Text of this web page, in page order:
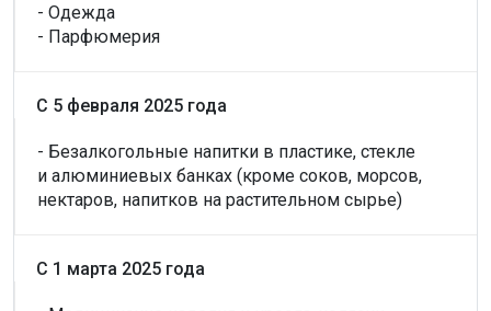
- Одежда
- Парфюмерия
С 5 февраля 2025 года
- Безалкогольные напитки в пластике, стекле
и алюминиевых банках (кроме соков, морсов,
нектаров, напитков на растительном сырье)
С 1 марта 2025 года